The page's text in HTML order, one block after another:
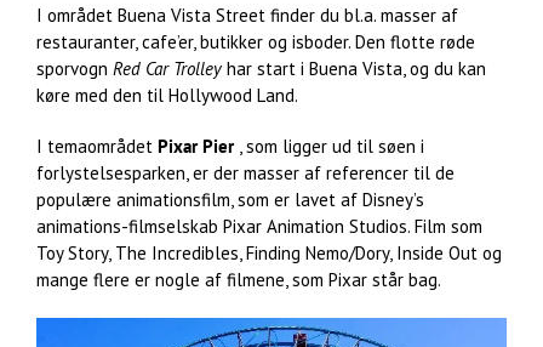
I området Buena Vista Street finder du bl.a. masser af
restauranter, cafe’er, butikker og isboder. Den flotte røde
sporvogn Red Car Trolleyhar start i Buena Vista, og du kan
køre med den til Hollywood Land.
I temaområdet Pixar Pier , som ligger ud til søen i
forlystelsesparken, er der masser af referencer til de
populære animationsfilm, som er lavet af Disney’s
animations-filmselskab Pixar Animation Studios. Film som
Toy Story, The Incredibles, Finding Nemo/Dory, Inside Out og
mange flere er nogle af filmene, som Pixar står bag.